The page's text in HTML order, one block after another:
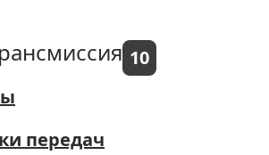
10
передач